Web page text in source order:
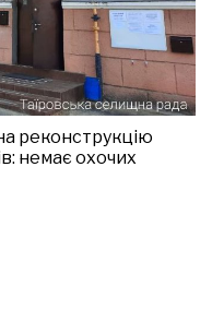
реконструкцію
немає охочих